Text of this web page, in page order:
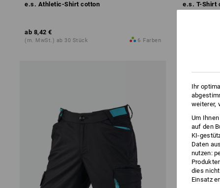
e.s. Athletic-Shirt cotton
ab 8,42 €
(m. MwSt.) ab 30 Stück 6 Farben
e.s. T-Shirt
Ihr
weiterer,
Um
auf den
KI-
Daten
nutzen:
dies
Einsatz